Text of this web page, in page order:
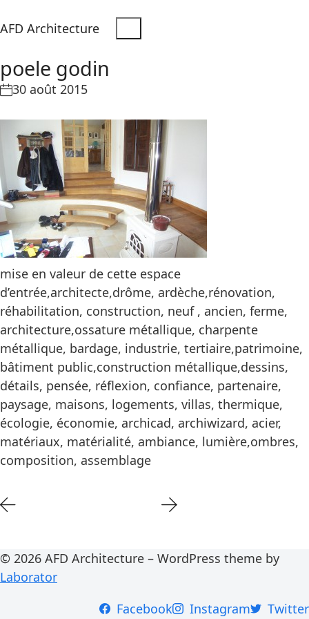
AFD Architecture
poele godin
30 août 2015
mise en valeur de cette espace
d’entrée,architecte,drôme, ardèche,rénovation,
réhabilitation, construction, neuf , ancien, ferme,
architecture,ossature métallique, charpente
métallique, bardage, industrie, tertiaire,patrimoine,
bâtiment public,construction métallique,dessins,
détails, pensée, réflexion, confiance, partenaire,
paysage, maisons, logements, villas, thermique,
écologie, économie, archicad, archiwizard, acier,
matériaux, matérialité, ambiance, lumière,ombres,
composition, assemblage
© 2026 AFD Architecture – WordPress theme by
Laborator
Facebook
Instagram Twitter